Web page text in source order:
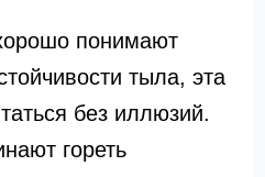
понимают
тыла, эта
без иллюзий.
гореть